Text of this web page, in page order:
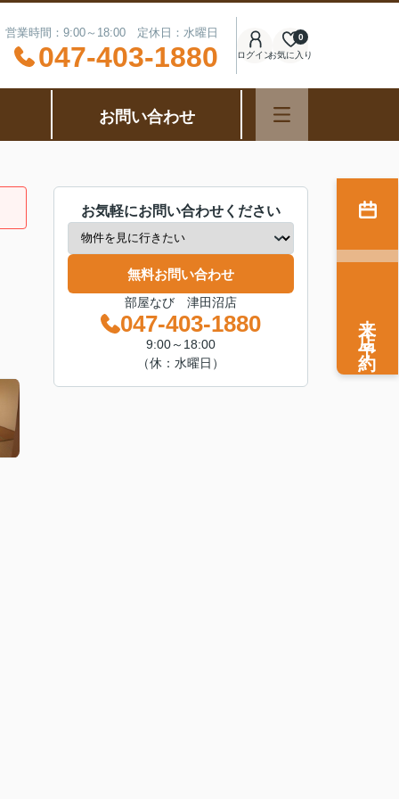
営業時間：9:00～18:00 定休日：水曜日
047-403-1880 ログインお気に入り
0
お問い合わせ
お気軽にお問い合わせください
無料お問い合わせ
部屋なび 津田沼店
047-403-1880
9:00～18:00
（休：水曜日）
来店予約